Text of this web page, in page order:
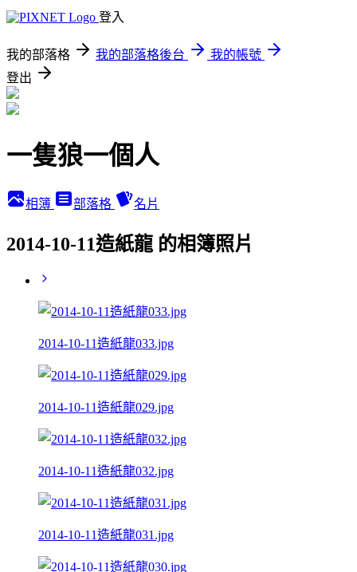
登入
我的部落格 我的部落格後台
我的帳號
登出
一隻狼一個人
相簿 部落格 名片
2014-10-11造紙龍 的相簿照片
2014-10-11造紙龍033.jpg
2014-10-11造紙龍029.jpg
2014-10-11造紙龍032.jpg
2014-10-11造紙龍031.jpg